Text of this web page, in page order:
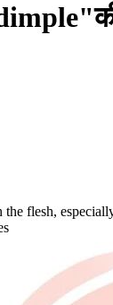
flesh,